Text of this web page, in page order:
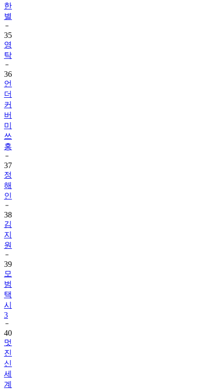
한
별
35
영
탁
36
언
더
커
버
미
쓰
홍
37
정
해
인
38
김
지
원
39
모
범
택
시
3
40
멋
진
신
세
계